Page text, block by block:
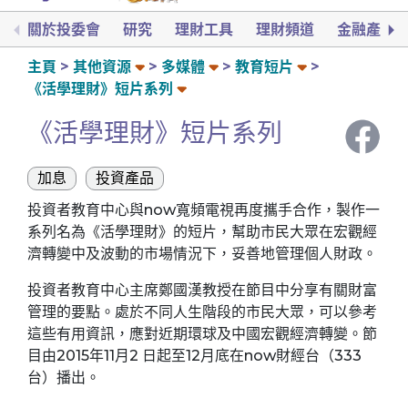
關於投委會 研究 理財工具 理財頻道 金融產品
主頁 其他資源 多媒體
教育短片
《活學理財》短片系列
《活學理財》短片系列
加息
投資產品
投資者教育中心與now寬頻電視再度攜手合作，製作一
系列名為《活學理財》的短片，幫助市民大眾在宏觀經
濟轉變中及波動的市場情況下，妥善地管理個人財政。
投資者教育中心主席鄭國漢教授在節目中分享有關財富
管理的要點。處於不同人生階段的市民大眾，可以參考
這些有用資訊，應對近期環球及中國宏觀經濟轉變。節
目由2015年11月2 日起至12月底在now財經台（333
台）播出。